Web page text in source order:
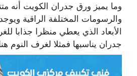
وما يميز ورق جدران الكويت أنه
والرسومات المختلفة الراقية
الأبعاد الذي يعطي منظرا جذابا
جدران يناسبها فمثلا لغرف النوم